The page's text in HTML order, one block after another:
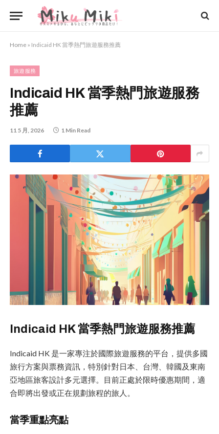
Home » Indicaid HK 當季熱門旅遊服務推薦
旅遊服務
Indicaid HK 當季熱門旅遊服務
推薦
11 5 月, 2026 1 Min Read
Indicaid HK 當季熱門旅遊服務推薦
Indicaid HK 是一家專注於國際旅遊服務的平台，提供多國
旅行方案與票務資訊，特別針對日本、台灣、韓國及東南
亞地區旅客設計多元選擇。目前正處於限時優惠期間，適
合即將出發或正在規劃旅程的旅人。
當季重點亮點